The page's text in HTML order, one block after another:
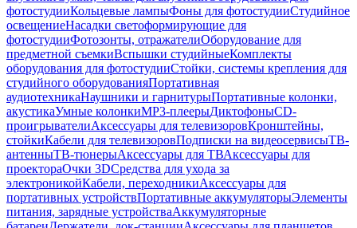
фотостудииКольцевые лампыФоны для фотостудииСтудийное
освещениеНасадки светоформирующие для
фотостудииФотозонты, отражателиОборудование для
предметной съемкиВспышки студийныеКомплекты
оборудования для фотостудииСтойки, системы крепления для
студийного оборудованияПортативная
аудиотехникаНаушники и гарнитурыПортативные колонки,
акустикаУмные колонкиMP3-плеерыДиктофоныCD-
проигрывателиАксессуары для телевизоровКронштейны,
стойкиКабели для телевизоровПодписки на видеосервисыТВ-
антенныТВ-тюнерыАксессуары для ТВАксессуары для
проектораОчки 3DСредства для ухода за
электроникойКабели, переходникиАксессуары для
портативных устройствПортативные аккумуляторыЭлементы
питания, зарядные устройстваАккумуляторные